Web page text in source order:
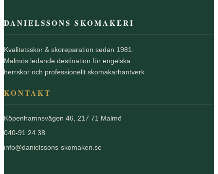
DANIELSSONS SKOMAKERI
Kvalitetsskor & skoreparation sedan 1981.
Malmös ledande destination för engelska
herrskor och professionellt skomakarhantverk.
KONTAKT
Köpenhamnsvägen 46, 217 71 Malmö
040-91 24 38
info@danielssons-skomakeri.se